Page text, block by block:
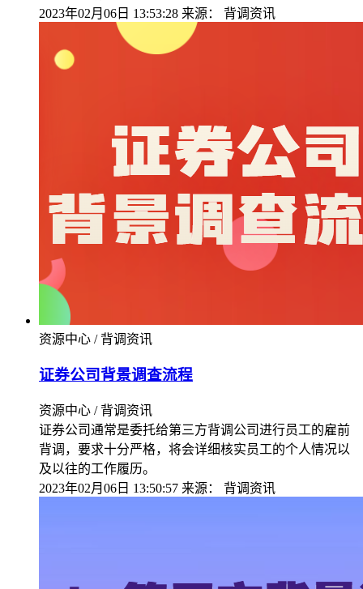
2023年02月06日 13:53:28 来源： 背调资讯
资源中心 / 背调资讯
证券公司背景调查流程
资源中心 / 背调资讯
证券公司通常是委托给第三方背调公司进行员工的雇前
背调，要求十分严格，将会详细核实员工的个人情况以
及以往的工作履历。
2023年02月06日 13:50:57 来源： 背调资讯